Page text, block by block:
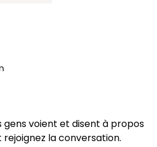
gens voient et disent à propos
la conversation.